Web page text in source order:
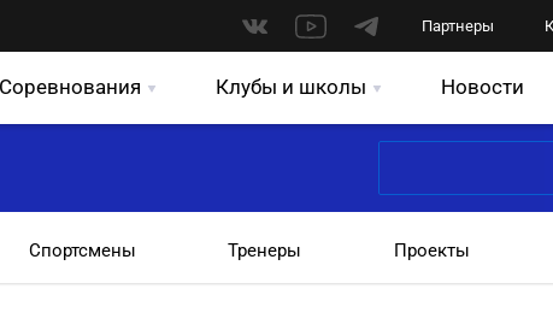
Партнеры
Соревнования Клубы и школы Новости
Спортсмены Тренеры Проекты